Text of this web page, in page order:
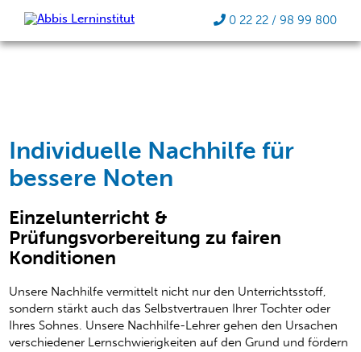
0 22 22 / 98 99 800
Individuelle Nachhilfe für
bessere Noten
Einzelunterricht &
Prüfungsvorbereitung zu fairen
Konditionen
Unsere Nachhilfe vermittelt nicht nur den Unterrichtsstoff,
sondern stärkt auch das Selbstvertrauen Ihrer Tochter oder
Ihres Sohnes. Unsere Nachhilfe-Lehrer gehen den Ursachen
verschiedener Lernschwierigkeiten auf den Grund und fördern